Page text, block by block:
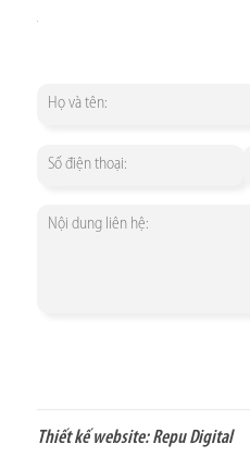
Thiết kế website:Repu Digital